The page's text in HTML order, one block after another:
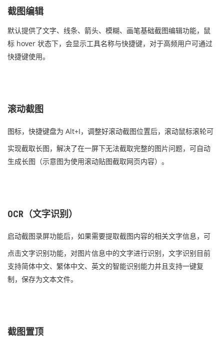
截图编辑
默认提供了文字、线条、箭头、模糊、画笔基础截图编辑功能，鼠
标 hover 状态下，会显示工具名称与快捷键，对于高频用户可通过
快捷键使用。
滚动截图
图标，快捷键盘为 Alt+I，调整好滚动截图位置后，滚动鼠标滚轮可
实现截取长图，解决了在一屏下无法截取完整的图片问题，可自动
生成长图（示意图为使用滚动贴图截取网页内容）。
OCR（文字识别）
启动截图录屏功能后，如果需要提取截图内容的相关文字信息， 可
点击文字识别功能，对图片信息中的文字进行识别，文字识别目前
支持简体中文、繁体中文、英文的智能识别能力并且支持一键复
制，保存为文本文件。
截图置顶